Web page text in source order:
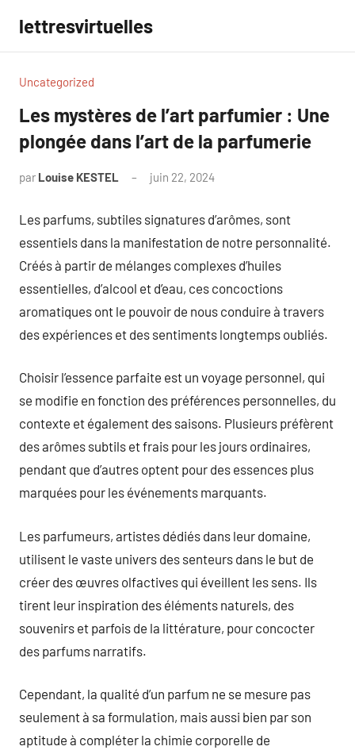
contenu
lettresvirtuelles
Uncategorized
Les mystères de l’art parfumier : Une
plongée dans l’art de la parfumerie
par Louise KESTEL juin 22, 2024
Les parfums, subtiles signatures d’arômes, sont
essentiels dans la manifestation de notre personnalité.
Créés à partir de mélanges complexes d’huiles
essentielles, d’alcool et d’eau, ces concoctions
aromatiques ont le pouvoir de nous conduire à travers
des expériences et des sentiments longtemps oubliés.
Choisir l’essence parfaite est un voyage personnel, qui
se modifie en fonction des préférences personnelles, du
contexte et également des saisons. Plusieurs préfèrent
des arômes subtils et frais pour les jours ordinaires,
pendant que d’autres optent pour des essences plus
marquées pour les événements marquants.
Les parfumeurs, artistes dédiés dans leur domaine,
utilisent le vaste univers des senteurs dans le but de
créer des œuvres olfactives qui éveillent les sens. Ils
tirent leur inspiration des éléments naturels, des
souvenirs et parfois de la littérature, pour concocter
des parfums narratifs.
Cependant, la qualité d’un parfum ne se mesure pas
seulement à sa formulation, mais aussi bien par son
aptitude à compléter la chimie corporelle de